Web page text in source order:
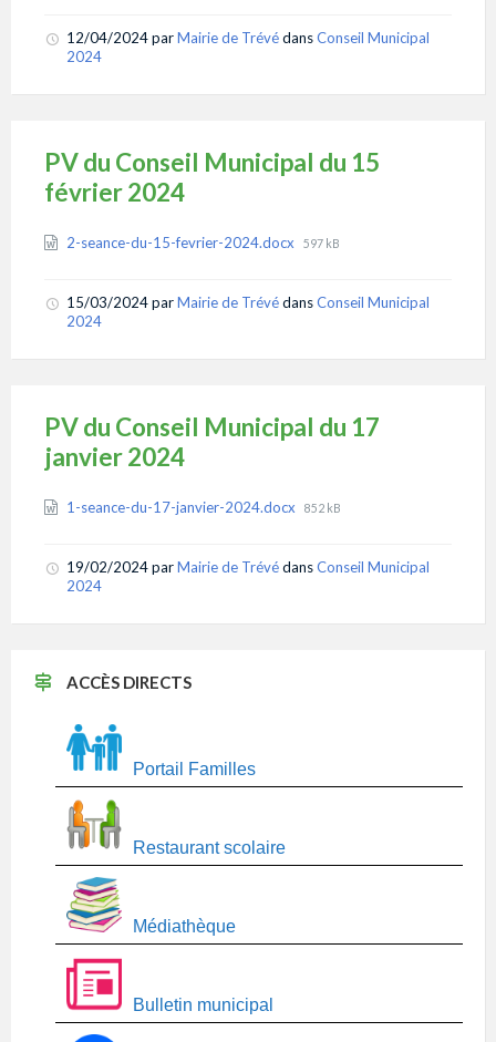
12/04/2024parMairie de TrévédansConseil Municipal
2024
PV du Conseil Municipal du 15
février 2024
Attachments
2-seance-du-15-fevrier-2024.docx File
597 kB
15/03/2024parMairie de TrévédansConseil Municipal
2024
PV du Conseil Municipal du 17
janvier 2024
Attachments
1-seance-du-17-janvier-2024.docx File
852 kB
19/02/2024parMairie de TrévédansConseil Municipal
2024
ACCÈS DIRECTS
Portail Familles
Restaurant scolaire
Médiathèque
Bulletin municipal